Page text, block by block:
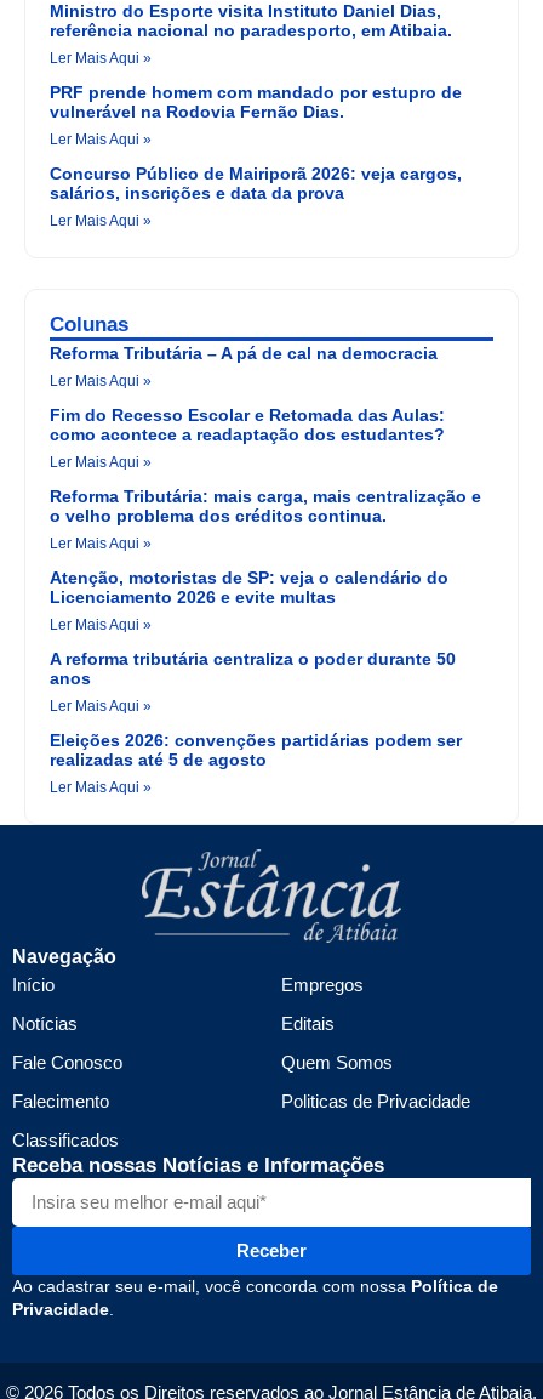
Ministro do Esporte visita Instituto Daniel Dias,
referência nacional no paradesporto, em Atibaia.
Ler Mais Aqui »
PRF prende homem com mandado por estupro de
vulnerável na Rodovia Fernão Dias.
Ler Mais Aqui »
Concurso Público de Mairiporã 2026: veja cargos,
salários, inscrições e data da prova
Ler Mais Aqui »
Colunas
Reforma Tributária – A pá de cal na democracia
Ler Mais Aqui »
Fim do Recesso Escolar e Retomada das Aulas:
como acontece a readaptação dos estudantes?
Ler Mais Aqui »
Reforma Tributária: mais carga, mais centralização e
o velho problema dos créditos continua.
Ler Mais Aqui »
Atenção, motoristas de SP: veja o calendário do
Licenciamento 2026 e evite multas
Ler Mais Aqui »
A reforma tributária centraliza o poder durante 50
anos
Ler Mais Aqui »
Eleições 2026: convenções partidárias podem ser
realizadas até 5 de agosto
Ler Mais Aqui »
Navegação
Início
Notícias
Fale Conosco
Falecimento
Classificados
Empregos
Editais
Quem Somos
Politicas de Privacidade
Receba nossas Notícias e Informações
Receber
Ao cadastrar seu e-mail, você concorda com nossa Política de
Privacidade
© 2026 Todos os Direitos reservados ao Jornal Estância de Atibaia.